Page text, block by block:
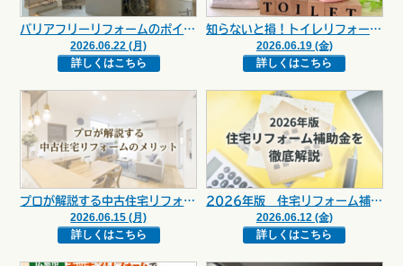
バリアフリーリフォームのポイント｜安心・快適な住まいづくり【広島市 安佐南区 安佐北区】
2026.06.22 (月)
詳しくはこちら
知らないと損！トイレリフォームで失敗しないためのコツ【広島市 安佐南区 安佐北区】
2026.06.19 (金)
詳しくはこちら
プロが解説する中古住宅リフォームのメリット【広島市 安佐南区 安佐北区】
2026.06.15 (月)
詳しくはこちら
2026年版 住宅リフォーム補助金を徹底解説【広島市 安佐南区 安佐北区】
2026.06.12 (金)
詳しくはこちら